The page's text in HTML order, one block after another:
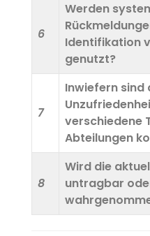
6
Werden
Identifikation
genutzt?
7
Inwiefern sind
verschiedene
Abteilungen
8
Wird die
untragbar